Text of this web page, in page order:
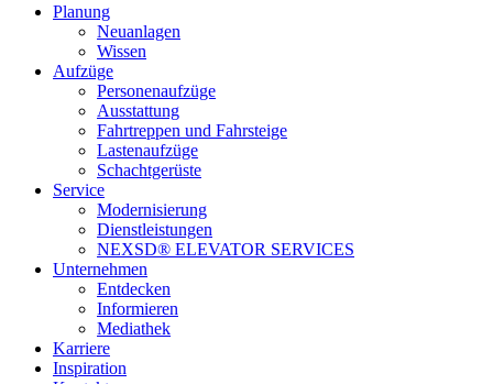
Planung
Neuanlagen
Wissen
Aufzüge
Personenaufzüge
Ausstattung
Fahrtreppen und Fahrsteige
Lastenaufzüge
Schachtgerüste
Service
Modernisierung
Dienstleistungen
NEXSD® ELEVATOR SERVICES
Unternehmen
Entdecken
Informieren
Mediathek
Karriere
Inspiration